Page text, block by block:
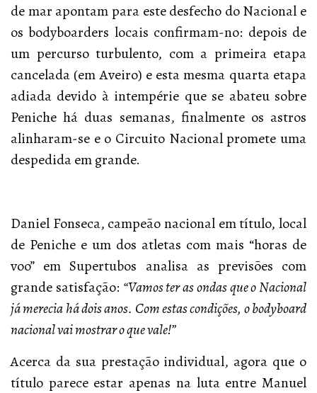
de mar apontam para este desfecho do Nacional e
os bodyboarders locais confirmam-no: depois de
um percurso turbulento, com a primeira etapa
cancelada (em Aveiro) e esta mesma quarta etapa
adiada devido à intempérie que se abateu sobre
Peniche há duas semanas, finalmente os astros
alinharam-se e o Circuito Nacional promete uma
despedida em grande.
Daniel Fonseca, campeão nacional em título, local
de Peniche e um dos atletas com mais “horas de
voo” em Supertubos analisa as previsões com
grande satisfação: “Vamos ter as ondas que o Nacional
já merecia há dois anos. Com estas condições, o bodyboard
nacional vai mostrar o que vale!”
Acerca da sua prestação individual, agora que o
título parece estar apenas na luta entre Manuel